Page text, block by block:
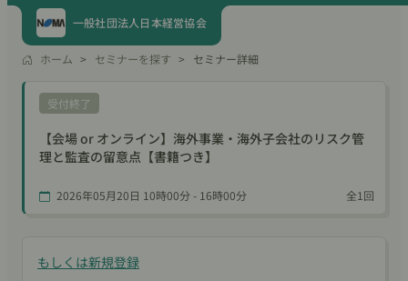
一般社団法人日本経営協会
ホーム セミナーを探す セミナー詳細
受付終了
【会場 or オンライン】海外事業・海外子会社のリスク管
理と監査の留意点【書籍つき】
2026年05月20日 10時00分 - 16時00分 全1回
もしくは新規登録